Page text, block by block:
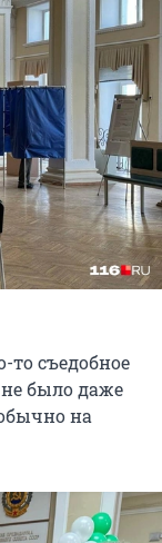
то съедобное
было даже
на